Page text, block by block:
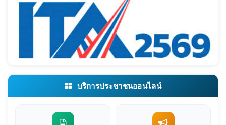
บริการประชาชนออนไลน์